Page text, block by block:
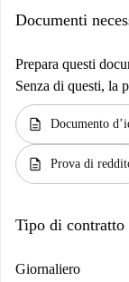
Documenti
Prepara questi
Senza di questi, la
description Documento
description Prova di
Tipo di contratto
Giornaliero